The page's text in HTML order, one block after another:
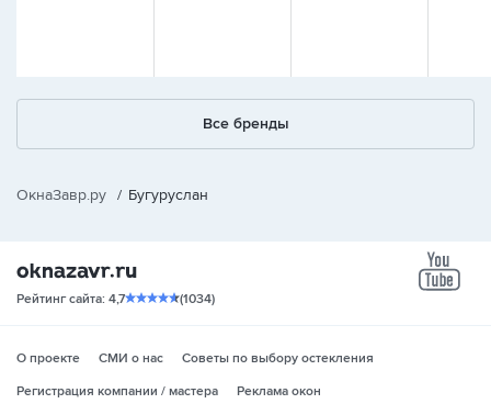
Все бренды
ОкнаЗавр.ру / Бугуруслан
Рейтинг сайта: 4,7 (1034)
О проекте СМИ о нас
Советы по выбору остекления
Регистрация компании / мастера
Реклама окон